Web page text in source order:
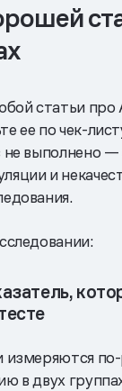
статьи
ее по чек-
не выполнено
и
измеряются
в двух